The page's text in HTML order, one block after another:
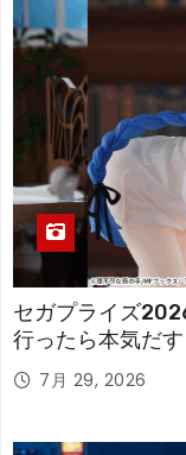
セガプライズ
行ったら本気だ
アが登場！
7月 29, 2026